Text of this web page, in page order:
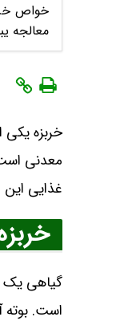
خواص
معالجه
خربزه یکی
معدنی است
غذایی
گیاهی یک
است. بوته